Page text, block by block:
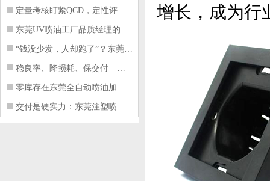
定量考核盯紧QCD，定性评价看好配合
东莞UV喷油工厂品质经理的四项核心管
“钱没少发，人却跑了”？东莞注塑喷油
稳良率、降损耗、保交付——东莞这家U
零库存在东莞全自动喷油加工厂不可行的
交付是硬实力：东莞注塑喷油厂如何用齐
增长，成为行